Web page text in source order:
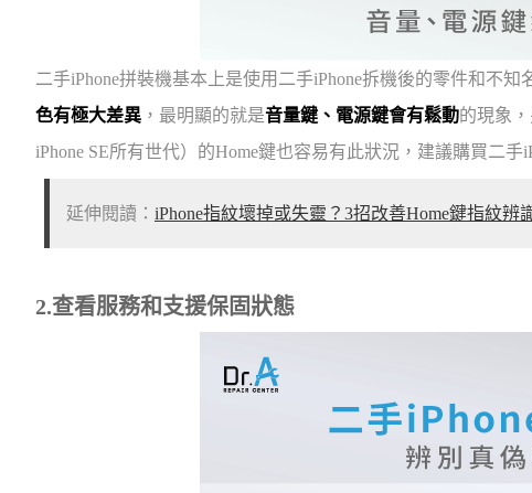
二手iPhone拼裝機基本上是使用二手iPhone拆機後的零件和不
色有極大差異 ，最明顯的就是音量鍵、電源鍵會有鬆動的現象
iPhone SE所有世代）的Home鍵也容易有此狀況，建議購買二
延伸閱讀： iPhone指紋壞掉或失靈？3招改善Home鍵指紋辨
2.查看服務和支援保固狀態